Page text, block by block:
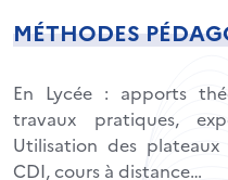
MÉTHODES
En Lycée : apports
travaux pratiques,
Utilisation des
CDI, cours à distance…